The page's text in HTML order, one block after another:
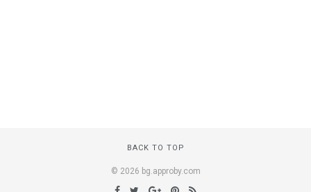
BACK TO TOP
© 2026 bg.approby.com